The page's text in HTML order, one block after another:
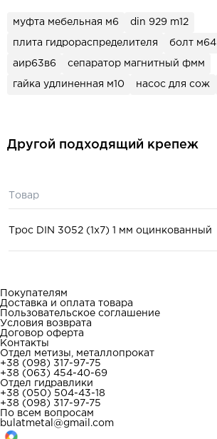
муфта мебельная м6 din 929 m12
плита гидрораспределителя болт м64
аир63в6 сепаратор магнитный фмм
гайка удлиненная м10 насос для сож
Другой подходящий крепеж
Товар
Трос DIN 3052 (1x7) 1 мм оцинкованный
Покупателям
Доставка и оплата товара
Пользовательское соглашение
Условия возврата
Договор оферта
Контакты
Отдел метизы, металлопрокат
+38 (098) 317-97-75
+38 (063) 454-40-69
Отдел гидравлики
+38 (050) 504-43-18
+38 (098) 317-97-75
По всем вопросам
bulatmetal@gmail.com